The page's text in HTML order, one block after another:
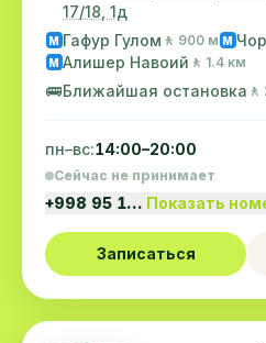
17/18, 1д
M Гафур Гулом 🚶 900 м M
M Алишер Навоий 🚶 1.4 км
🚌Ближайшая остановка
пн–вс:14:00–20:00
Сейчас не принимает
+998 95 1… Показать
Записаться